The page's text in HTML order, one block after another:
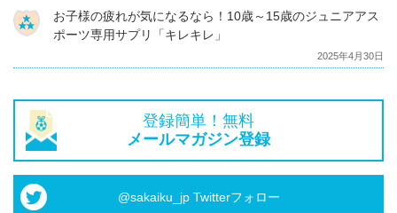
お子様の疲れが気になるなら！10歳～15歳のジュニアアス
ポーツ専用サプリ「キレキレ」
2025年4月30日
登録簡単！無料
メールマガジン登録
@sakaiku_jp Twitterフォロー